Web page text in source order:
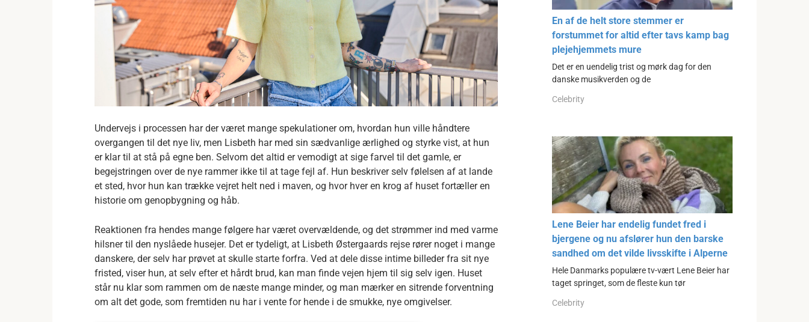
Undervejs i processen har der været mange spekulationer om, hvordan hun ville håndtere
overgangen til det nye liv, men Lisbeth har med sin sædvanlige ærlighed og styrke vist, at hun
er klar til at stå på egne ben. Selvom det altid er vemodigt at sige farvel til det gamle, er
begejstringen over de nye rammer ikke til at tage fejl af. Hun beskriver selv følelsen af at lande
et sted, hvor hun kan trække vejret helt ned i maven, og hvor hver en krog af huset fortæller en
historie om genopbygning og håb.
Reaktionen fra hendes mange følgere har været overvældende, og det strømmer ind med varme
hilsner til den nyslåede husejer. Det er tydeligt, at Lisbeth Østergaards rejse rører noget i mange
danskere, der selv har prøvet at skulle starte forfra. Ved at dele disse intime billeder fra sit nye
fristed, viser hun, at selv efter et hårdt brud, kan man finde vejen hjem til sig selv igen. Huset
står nu klar som rammen om de næste mange minder, og man mærker en sitrende forventning
om alt det gode, som fremtiden nu har i vente for hende i de smukke, nye omgivelser.
En af de helt store stemmer er
forstummet for altid efter tavs kamp bag
plejehjemmets mure
Det er en uendelig trist og mørk dag for den
danske musikverden og de
Celebrity
Lene Beier har endelig fundet fred i
bjergene og nu afslører hun den barske
sandhed om det vilde livsskifte i Alperne
Hele Danmarks populære tv-vært Lene Beier har
taget springet, som de fleste kun tør
Celebrity